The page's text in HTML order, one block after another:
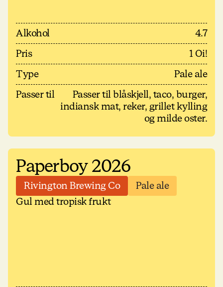
Alkohol
4.7
Pris
1 Oi!
Type
Pale ale
Passer til
Passer til blåskjell, taco, burger,
indiansk mat, reker, grillet kylling
og milde oster.
Paperboy 2026
Rivington Brewing Co
Pale ale
Gul med tropisk frukt